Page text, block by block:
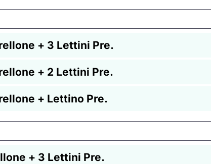
+ 3 Lettini Pre.
+ 2 Lettini Pre.
+ Lettino Pre.
+ 3 Lettini Pre.